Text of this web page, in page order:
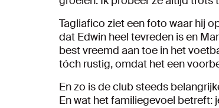
Tagliafico ziet een foto waar hij
dat Edwin heel tevreden is en
best vreemd aan toe in het
tóch rustig, omdat het een
En zo is de club steeds
En wat het familiegevoel betreft: